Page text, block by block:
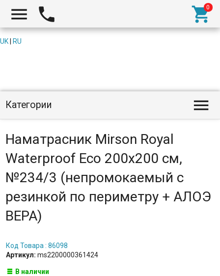
  
UK RU
Категории 
Наматрасник Mirson Royal
Waterproof Eco 200x200 см,
№234/3 (непромокаемый с
резинкой по периметру + АЛОЭ
ВЕРА)
Код Товара : 86098
Артикул: ms2200000361424
В наличии